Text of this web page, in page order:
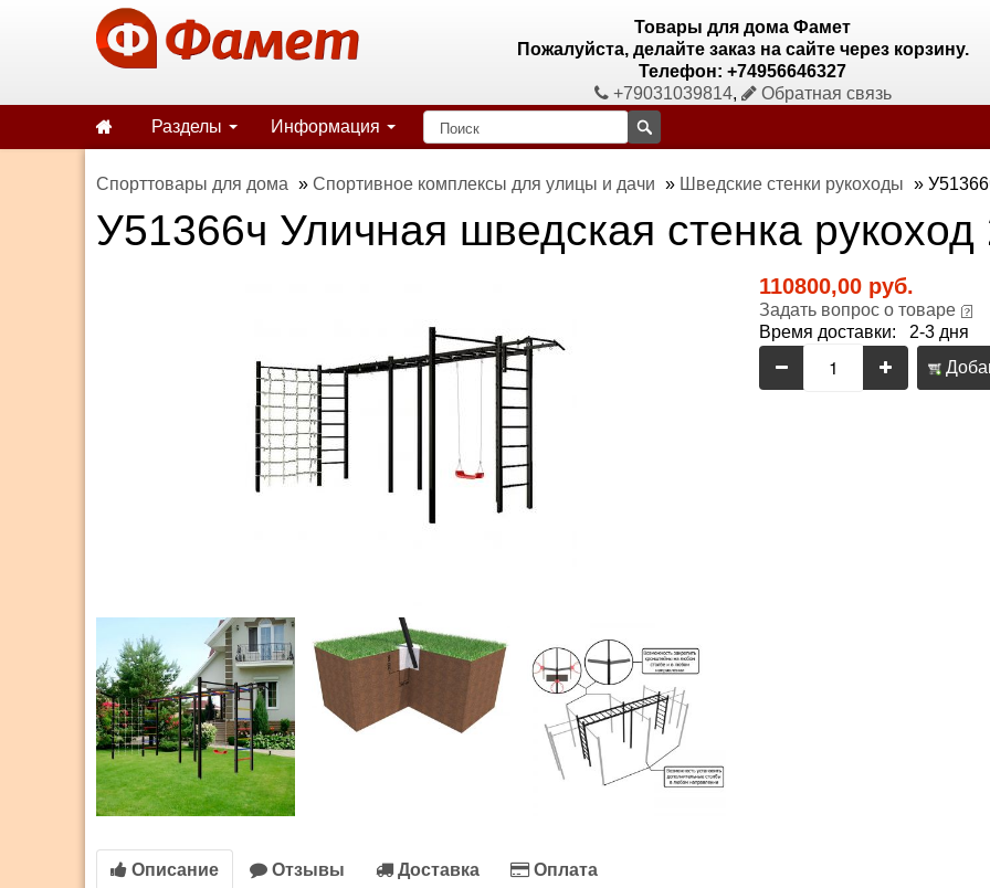
Товары для дома Фамет
Пожалуйста, делайте заказ на сайте через корзину.
Телефон: +74956646327
+79031039814,
Обратная связь
Разделы
Информация
Спорттовары для дома » Спортивное комплексы для улицы и дачи » Шведские стенки рукоходы »
У51366ч Уличная шведская стенка
110800,00 руб.
Задать вопрос о товаре
Время доставки: 2-3 дня
Описание Отзывы Доставка Оплата